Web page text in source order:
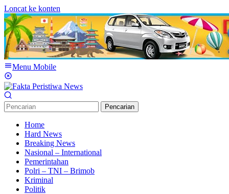
Loncat ke konten
Menu Mobile
Pencarian
Home
Hard News
Breaking News
Nasional – International
Pemerintahan
Polri – TNI – Brimob
Kriminal
Politik